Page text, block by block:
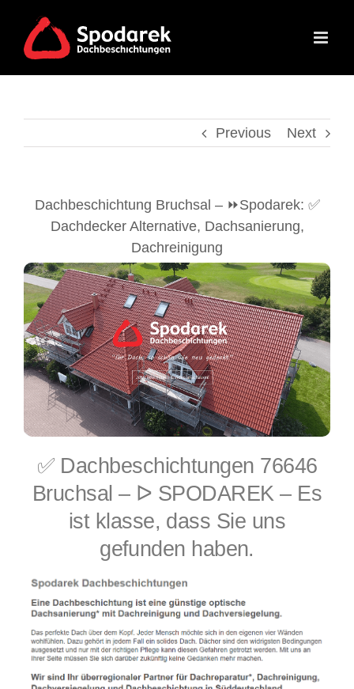
content
Previous Next
Dachbeschichtung Bruchsal – ⏩Spodarek: ✅
Dachdecker Alternative, Dachsanierung,
Dachreinigung
✅ Dachbeschichtungen 76646
Bruchsal – ᐅ SPODAREK – Es
ist klasse, dass Sie uns
gefunden haben.